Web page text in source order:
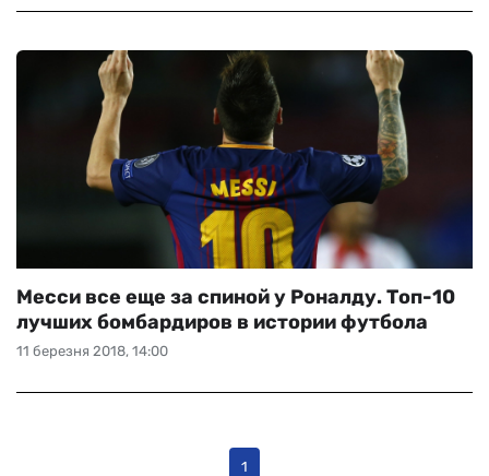
11 березня 2018, 14:00
Месси все еще за спиной у Роналду. Топ-10
лучших бомбардиров в истории футбола
1